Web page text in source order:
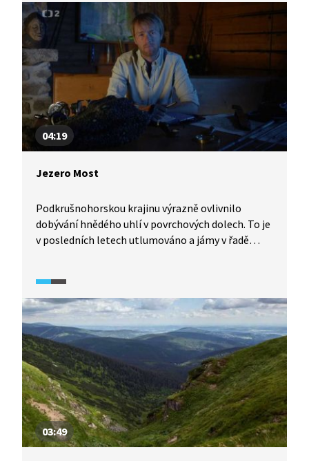
lodní dopravy, výstavba Panamského průplavu
však tyto plány narušila. Na propojení jezera
s Pacifikem se znovu začalo pracovat až v roce
2014, kvůli nákladům ale není jisté, zda bude
dokončeno.
04:19
Jezero Most
Podkrušnohorskou krajinu výrazně ovlivnilo
dobývání hnědého uhlí v povrchových dolech. To je
v posledních letech utlumováno a jámy v řadě
bylo pro veřejnost otevřeno takto vzniklé jezero
u města Most, které se napouštělo celé čtyři roky.
03:49